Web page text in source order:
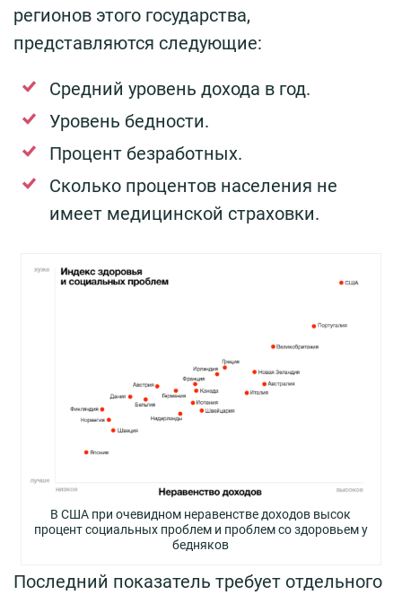
регионов этого государства,
представляются следующие:
Средний уровень дохода в год.
Уровень бедности.
Процент безработных.
Сколько процентов населения не
имеет медицинской страховки.
В США при очевидном неравенстве доходов высок
процент социальных проблем и проблем со здоровьем у
бедняков
Последний показатель требует отдельного